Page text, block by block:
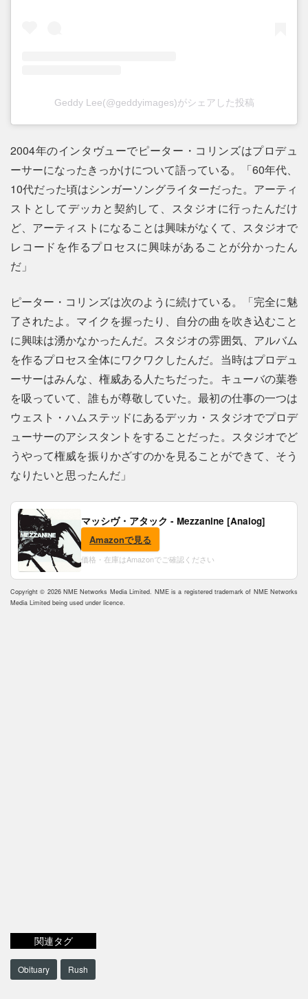
Geddy Lee(@geddyimages)がシェアした投稿
2004年のインタヴューでピーター・コリンズはプロデュ
ーサーになったきっかけについて語っている。「60年代、
10代だった頃はシンガーソングライターだった。アーティ
ストとしてデッカと契約して、スタジオに行ったんだけ
ど、アーティストになることは興味がなくて、スタジオで
レコードを作るプロセスに興味があることが分かったん
だ」
ピーター・コリンズは次のように続けている。「完全に魅
了されたよ。マイクを握ったり、自分の曲を吹き込むこと
に興味は湧かなかったんだ。スタジオの雰囲気、アルバム
を作るプロセス全体にワクワクしたんだ。当時はプロデュ
ーサーはみんな、権威ある人たちだった。キューバの葉巻
を吸っていて、誰もが尊敬していた。最初の仕事の一つは
ウェスト・ハムステッドにあるデッカ・スタジオでプロデ
ューサーのアシスタントをすることだった。スタジオでど
うやって権威を振りかざすのかを見ることができて、そう
なりたいと思ったんだ」
マッシヴ・アタック - Mezzanine [Analog]
Amazonで見る
価格・在庫はAmazonでご確認ください
Copyright © 2026 NME Networks Media Limited. NME is a registered trademark of NME Networks
Media Limited being used under licence.
関連タグ
Obituary Rush